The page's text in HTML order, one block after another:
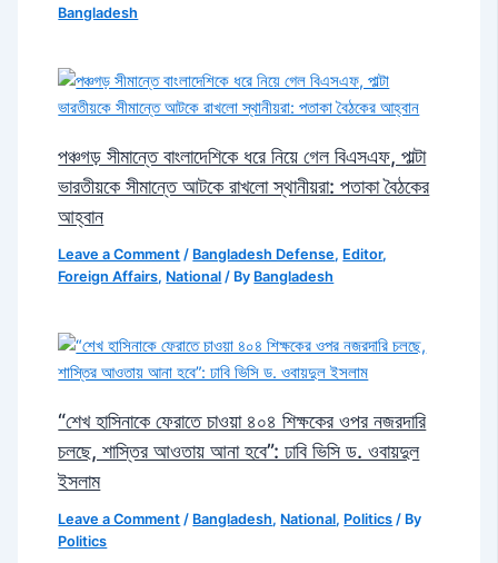
Bangladesh
পঞ্চগড় সীমান্তে বাংলাদেশিকে ধরে নিয়ে গেল বিএসএফ, পাল্টা
ভারতীয়কে সীমান্তে আটকে রাখলো স্থানীয়রা: পতাকা বৈঠকের
আহ্বান
Leave a Comment / Bangladesh Defense, Editor,
Foreign Affairs, National / By Bangladesh
“শেখ হাসিনাকে ফেরাতে চাওয়া ৪০৪ শিক্ষকের ওপর নজরদারি
চলছে, শাস্তির আওতায় আনা হবে”: ঢাবি ভিসি ড. ওবায়দুল
ইসলাম
Leave a Comment / Bangladesh, National, Politics / By
Politics